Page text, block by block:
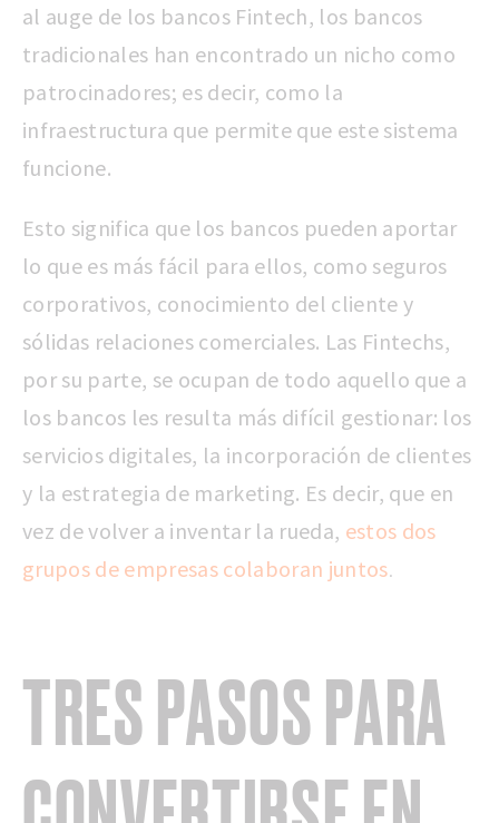
al auge de los bancos Fintech, los bancos
tradicionales han encontrado un nicho como
patrocinadores; es decir, como la
infraestructura que permite que este sistema
funcione.
Esto significa que los bancos pueden aportar
lo que es más fácil para ellos, como seguros
corporativos, conocimiento del cliente y
sólidas relaciones comerciales. Las Fintechs,
por su parte, se ocupan de todo aquello que a
los bancos les resulta más difícil gestionar: los
servicios digitales, la incorporación de clientes
y la estrategia de marketing. Es decir, que en
vez de volver a inventar la rueda, estos dos
grupos de empresas colaboran juntos.
TRES PASOS PARA